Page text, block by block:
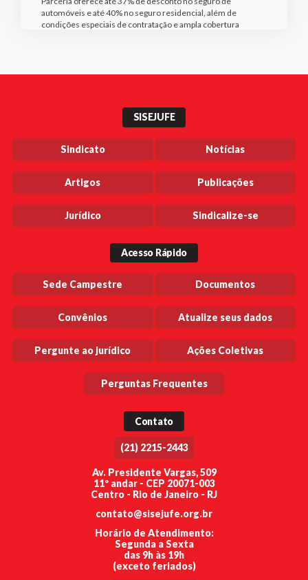
automóveis e até 40% no seguro residencial, além de
condições especiais de contratação e ampla cobertura
SISEJUFE
Sindicato Notícias
Artigos Publicações
Jurídico Sindicalize-se
Acesso Rápido
Sede Campestre Documentos
Convênios Atualize seus dados
Pergunte ao jurídico Ações Coletivas
Perguntas Frequentes
Contato
(21) 2215-2443
Av. Presidente Vargas, 509
11º andar - CEP 20071-003
Centro - Rio de Janeiro - RJ
contato@sisejufe.org.br
Horário de Atendimento:
Segunda a Sexta
das 9h às 19h
(exceto feriados)